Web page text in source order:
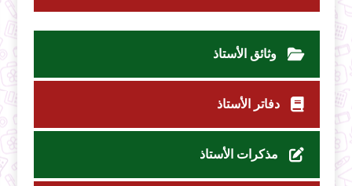
وثائق الأستاذ
دفاتر الأستاذ
مذكرات الأستاذ